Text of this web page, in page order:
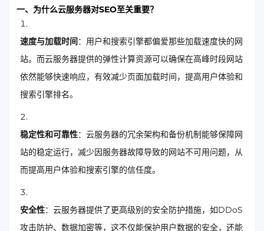
一、为什么云服务器对SEO至关重要？
速度与加载时间：用户和搜索引擎都偏爱那些加载速度快的网
站。而云服务器提供的弹性计算资源可以确保在高峰时段网站
依然能够快速响应，有效减少页面加载时间，提高用户体验和
搜索引擎排名。
稳定性和可靠性：云服务器的冗余架构和备份机制能够保障网
站的稳定运行，减少因服务器故障导致的网站不可用问题，从
而提高用户体验和搜索引擎的信任度。
安全性：云服务器提供了更高级别的安全防护措施，如DDoS
攻击防护、数据加密等，这不仅能保护用户数据的安全，还能